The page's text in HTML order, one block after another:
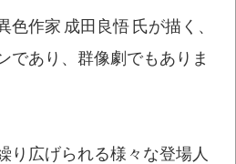
作家 成田良悟 氏が描く、
であり、群像劇でもありま
り広げられる様々な登場人